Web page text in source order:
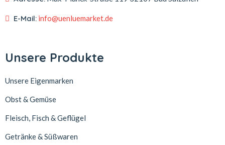
E-Mail: info@uenluemarket.de
Unsere Produkte
Unsere Eigenmarken
Obst & Gemüse
Fleisch, Fisch & Geflügel
Getränke & Süßwaren